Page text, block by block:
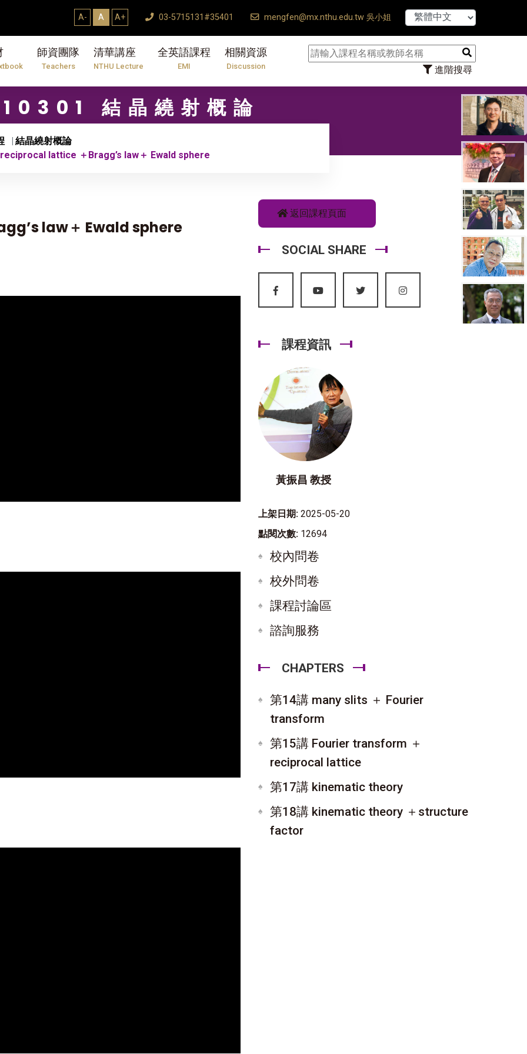
A- A A+ 03-5715131#35401 mengfen@mx.nthu.edu.tw 吳小姐
師資團隊
Teachers
清華講座
NTHU Lecture
全英語課程
EMI
相關資源
Discussion 進階搜尋
【7/31】114學年
10301 結晶繞射概論
結晶繞射概論
lattice ＋Bragg’s law＋ Ewald sphere
law＋ Ewald sphere
返回課程頁面
SOCIAL SHARE
課程資訊
黃振昌 教授
上架日期: 2025-05-20
點閱次數: 12694
校內問卷
校外問卷
課程討論區
諮詢服務
CHAPTERS
第14講 many slits ＋ Fourier
transform
第15講 Fourier transform ＋
reciprocal lattice
第17講 kinematic theory
第18講 kinematic theory ＋structure
factor